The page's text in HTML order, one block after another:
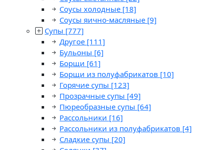
Соусы холодные [18]
Соусы яично-масляные [9]
Супы [777]
Другое [111]
Бульоны [6]
Борщи [61]
Борщи из полуфабрикатов [10]
Горячие супы [123]
Прозрачные супы [49]
Пюреобразные супы [64]
Рассольники [16]
Рассольники из полуфабрикатов [4]
Сладкие супы [20]